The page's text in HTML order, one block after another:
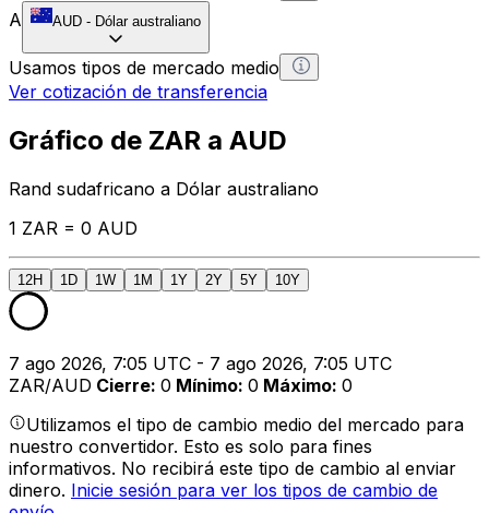
A
AUD - Dólar australiano
Usamos tipos de mercado medio
Ver cotización de transferencia
Gráfico de ZAR a AUD
Rand sudafricano a Dólar australiano
1 ZAR = 0 AUD
12H 1D 1W 1M 1Y 2Y 5Y 10Y
7 ago 2026, 7:05 UTC - 7 ago 2026, 7:05 UTC
ZAR/AUD Cierre: 0 Mínimo: 0 Máximo: 0
Utilizamos el tipo de cambio medio del mercado para
nuestro convertidor. Esto es solo para fines
informativos. No recibirá este tipo de cambio al enviar
dinero. Inicie sesión para ver los tipos de cambio de